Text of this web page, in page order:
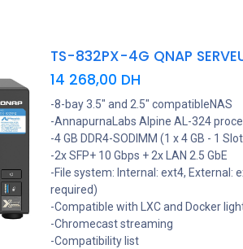
14 268,00 DH
-8-bay 3.5" and 2.5" compatibleNAS
-AnnapurnaLabs Alpine AL-324
-4 GB DDR4-SODIMM (1 x 4 GB - 1
-2x SFP+ 10 Gbps + 2x LAN 2.5 GbE
-File system: Internal: ext4, External:
required)
-Compatible with LXC and Docker
-Chromecast streaming
-Compatibility list